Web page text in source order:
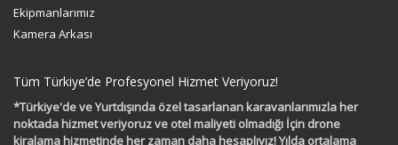
Ekipmanlarımız
Kamera Arkası
Tüm Türkiye’de Profesyonel Hizmet Veriyoruz!
*Türkiye'de ve Yurtdışında özel tasarlanan karavanlarımızla her
noktada hizmet veriyoruz ve otel maliyeti olmadığı İçin drone
kiralama hizmetinde her zaman daha hesaplıyız! Yılda ortalama